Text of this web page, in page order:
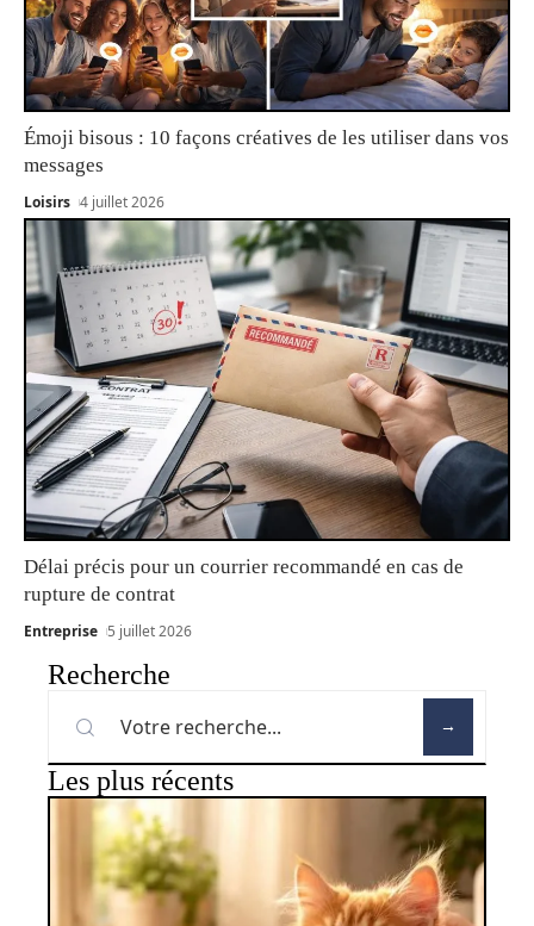
Émoji bisous : 10 façons créatives de les utiliser dans vos
messages
Loisirs 4 juillet 2026
Délai précis pour un courrier recommandé en cas de
rupture de contrat
Entreprise 5 juillet 2026
Recherche
Les plus récents